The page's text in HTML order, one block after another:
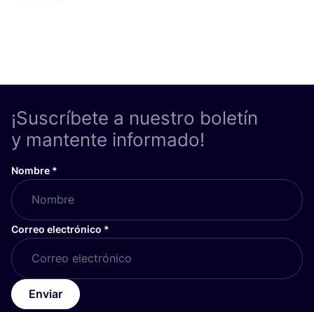
¡Suscríbete a nuestro boletín
y mantente informado!
Nombre *
Correo electrónico *
Enviar